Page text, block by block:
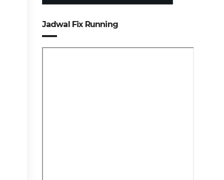
Jadwal Fix Running